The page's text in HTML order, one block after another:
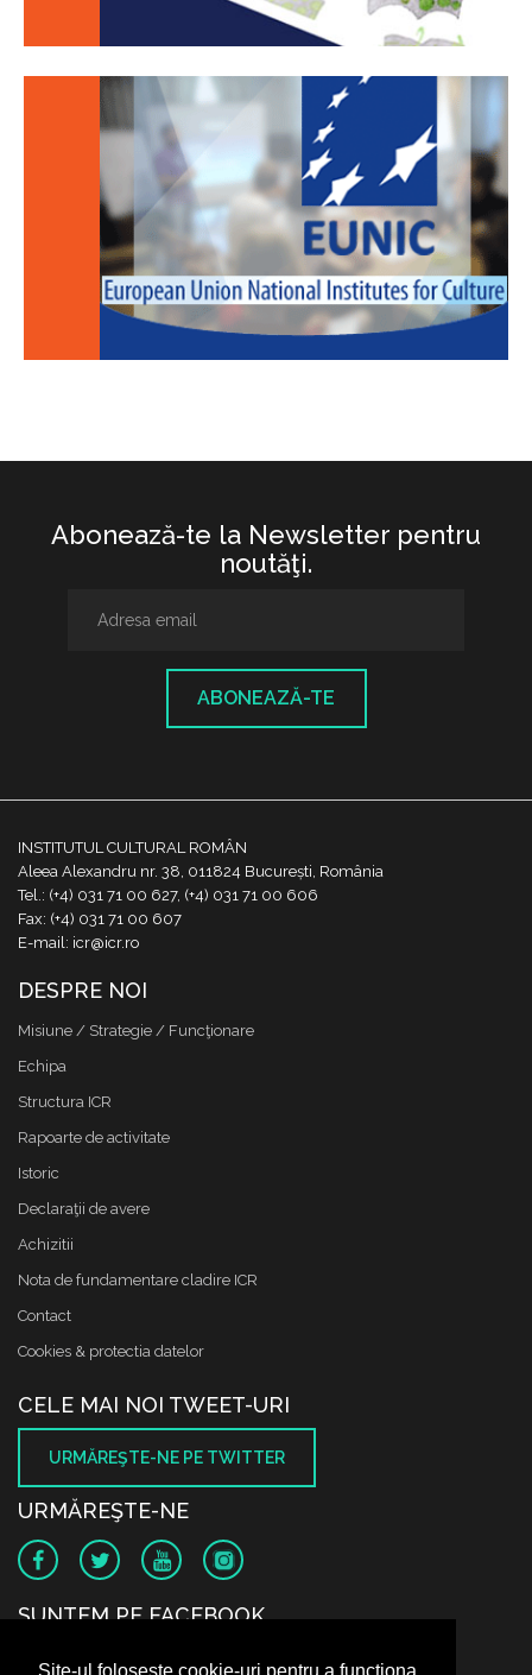
Abonează-te la Newsletter pentru
noutăţi.
ABONEAZĂ-TE
INSTITUTUL CULTURAL ROMÂN
Aleea Alexandru nr. 38, 011824 București, România
Tel.: (+4) 031 71 00 627, (+4) 031 71 00 606
Fax: (+4) 031 71 00 607
E-mail: icr@icr.ro
DESPRE NOI
Misiune / Strategie / Funcţionare
Echipa
Structura ICR
Rapoarte de activitate
Istoric
Declaraţii de avere
Achizitii
Nota de fundamentare cladire ICR
Contact
Cookies & protectia datelor
CELE MAI NOI TWEET-URI
URMĂREŞTE-NE PE TWITTER
URMĂREŞTE-NE
SUNTEM PE FACEBOOK